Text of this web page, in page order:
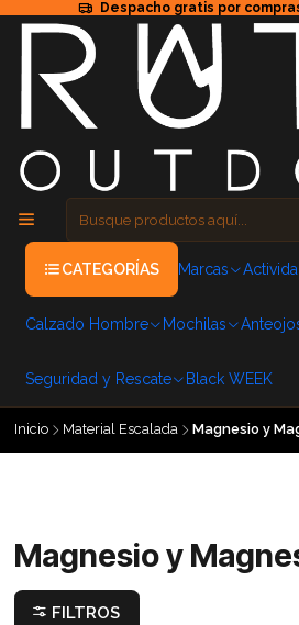
Despacho gratis por
CATEGORÍAS Marcas
Calzado Hombre Mochilas
Seguridad y Rescate Black WEEK
Inicio Material Escalada Magnesio y
Magnesio y
FILTROS